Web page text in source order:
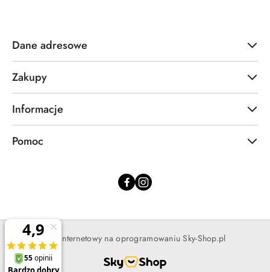
Dane adresowe
Zakupy
Informacje
Pomoc
Sklep internetowy na oprogramowaniu Sky-Shop.pl